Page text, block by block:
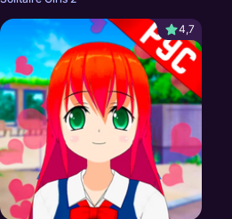
4,7